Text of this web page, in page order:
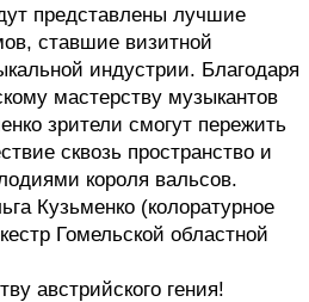
представлены лучшие
ставшие визитной
индустрии. Благодаря
мастерству музыкантов
зрители смогут пережить
сквозь пространство и
короля вальсов.
Кузьменко (колоратурное
Гомельской областной
австрийского гения!